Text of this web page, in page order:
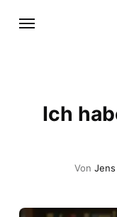
Ich
Von